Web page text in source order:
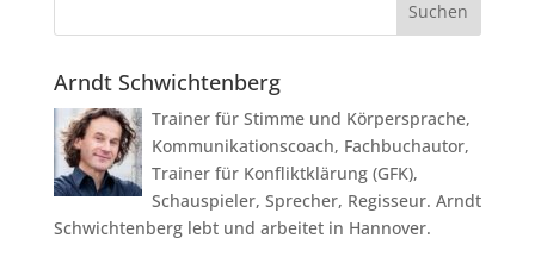
Arndt Schwichtenberg
Trainer für Stimme und Körpersprache,
Kommunikationscoach, Fachbuchautor,
Trainer für Konfliktklärung (GFK),
Schauspieler, Sprecher, Regisseur. Arndt
Schwichtenberg lebt und arbeitet in Hannover.